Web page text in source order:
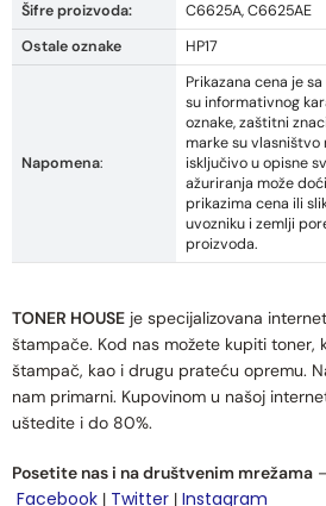
Šifre proizvoda:
C6625A, C6625AE
Ostale oznake
HP17
Napomena:
Prikazana cena je
su informativnog
oznake, zaštitni
marke su vlasništvo
isključivo u opisne
ažuriranja može
prikazima cena ili
uvozniku i zemlji
proizvoda.
TONER HOUSE je specijalizovana
štampače. Kod nas možete kupiti toner,
štampač, kao i drugu prateću opremu.
nam primarni. Kupovinom u našoj
uštedite i do 80%.
Posetite nas i na društvenim mrežama
Facebook | Twitter | Instagram